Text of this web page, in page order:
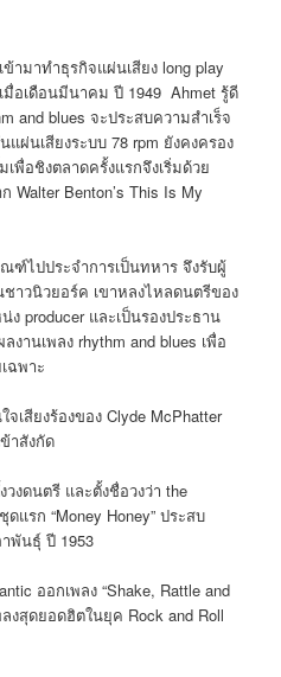
ามาทำธุรกิจแผ่นเสียง long play
อเดือนมีนาคม ปี 1949 Ahmet รู้ดี
and blues จะประสบความสำเร็จ
ผ่นเสียงระบบ 78 rpm ยังคงครอง
พื่อชิงตลาดครั้งแรกจึงเริ่มด้วย
Walter Benton’s This Is My
ฑ์ไปประจำการเป็นทหาร จึงรับผู้
าวนิวยอร์ค เขาหลงไหลดนตรีของ
producer และเป็นรองประธาน
านเพลง rhythm and blues เพื่อ
ฉพาะ
เสียงร้องของ Clyde McPhatter
าสังกัด
งดนตรี และตั้งชื่อวงว่า the
แรก “Money Honey” ประสบ
พันธุ์ ปี 1953
ออกเพลง “Shake, Rattle and
ลงสุดยอดฮิตในยุค Rock and Roll